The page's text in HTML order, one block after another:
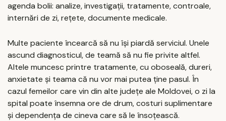
agenda bolii: analize, investigații, tratamente, controale,
internări de zi, rețete, documente medicale.
Multe paciente încearcă să nu își piardă serviciul. Unele
ascund diagnosticul, de teamă să nu fie privite altfel.
Altele muncesc printre tratamente, cu oboseală, dureri,
anxietate și teama că nu vor mai putea ține pasul. În
cazul femeilor care vin din alte județe ale Moldovei, o zi la
spital poate însemna ore de drum, costuri suplimentare
și dependența de cineva care să le însoțească.